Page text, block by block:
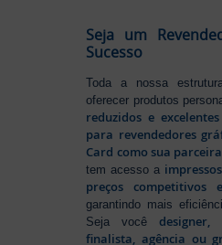
Seja um
Sucesso
Toda a nossa
oferecer produtos
reduzidos e
para revendedores
Card como sua
tem acesso a
preços competitivos
garantindo mais
Seja você
finalista, agência ou